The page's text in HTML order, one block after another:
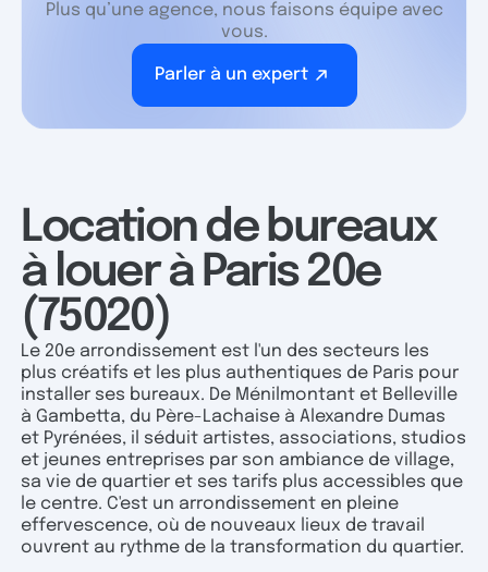
Plus qu’une agence, nous faisons équipe avec
vous.
Parler à un expert
Location de bureaux
à louer à Paris 20e
(75020)
Le 20e arrondissement est l'un des secteurs les
plus créatifs et les plus authentiques de Paris pour
installer ses bureaux. De Ménilmontant et Belleville
à Gambetta, du Père-Lachaise à Alexandre Dumas
et Pyrénées, il séduit artistes, associations, studios
et jeunes entreprises par son ambiance de village,
sa vie de quartier et ses tarifs plus accessibles que
le centre. C'est un arrondissement en pleine
effervescence, où de nouveaux lieux de travail
ouvrent au rythme de la transformation du quartier.